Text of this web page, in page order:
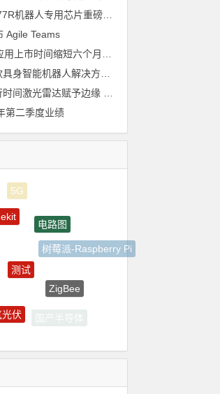
兆易创新GD32H77R机器人专用芯片重磅亮相，精准赋能伺服驱动与关节控制
Agile Teams
第二季度业绩
树莓派-Raspberry Pi
国产半导体